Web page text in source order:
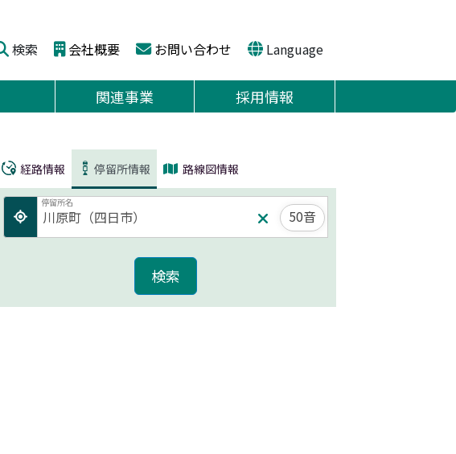
検索 会社概要 お問い合わせ Language
関連事業 採用情報
経路情報 停留所情報 路線図情報
停留所名
50音